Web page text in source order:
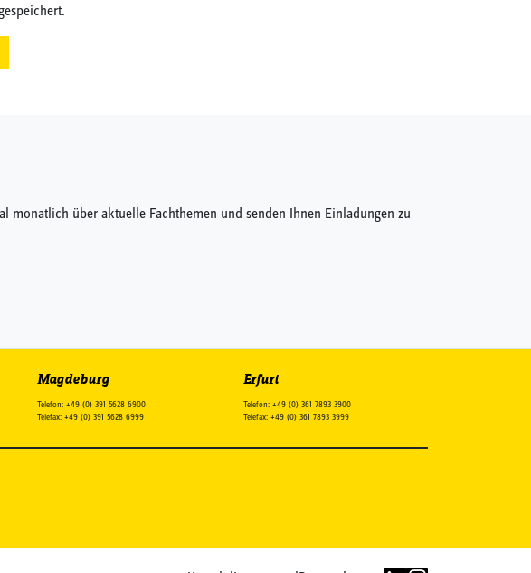
über aktuelle Fachthemen und senden Ihnen Einladungen zu
Magdeburg
Telefon: +49 (0) 391 5628 6900
Telefax: +49 (0) 391 5628 6999
Erfurt
Telefon: +49 (0) 361 7893 3900
Telefax: +49 (0) 361 7893 3999